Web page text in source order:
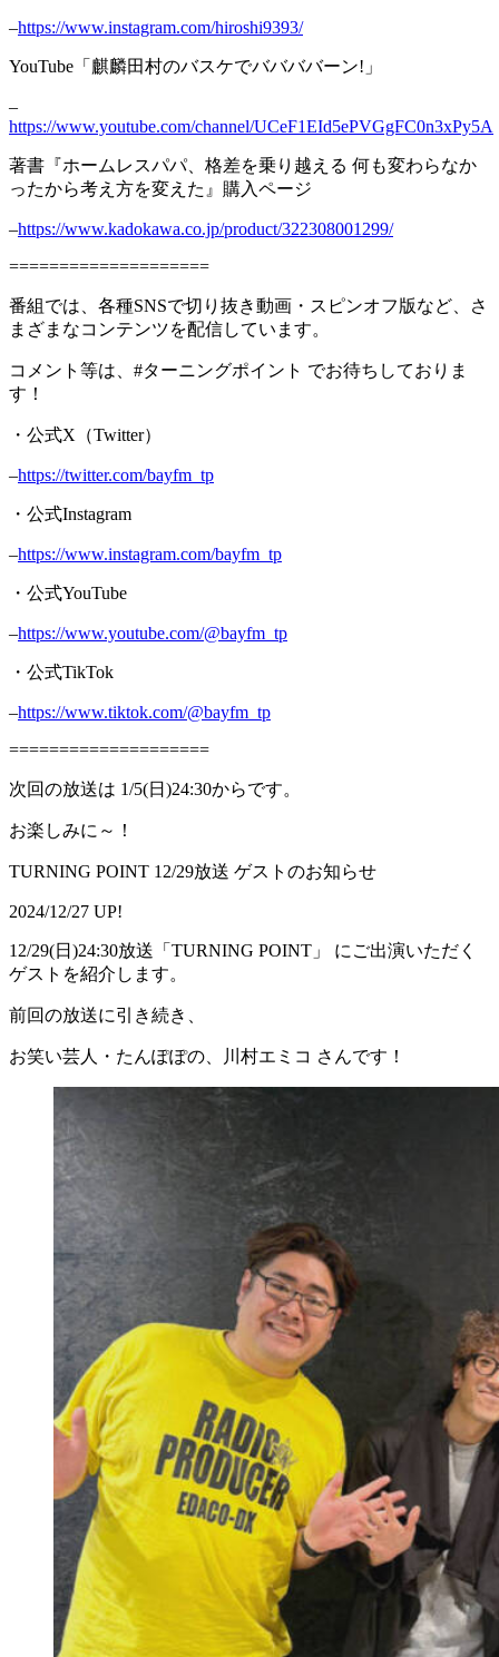
–https://www.instagram.com/hiroshi9393/
YouTube「麒麟田村のバスケでババババーン!」
–
https://www.youtube.com/channel/UCeF1EId5ePVGgFC0n3xPy5A
著書『ホームレスパパ、格差を乗り越える 何も変わらなか
ったから考え方を変えた』購入ページ
–https://www.kadokawa.co.jp/product/322308001299/
====================
番組では、各種SNSで切り抜き動画・スピンオフ版など、さ
まざまなコンテンツを配信しています。
コメント等は、#ターニングポイント でお待ちしておりま
す！
・公式X（Twitter）
–https://twitter.com/bayfm_tp
・公式Instagram
–https://www.instagram.com/bayfm_tp
・公式YouTube
–https://www.youtube.com/@bayfm_tp
・公式TikTok
–https://www.tiktok.com/@bayfm_tp
====================
次回の放送は 1/5(日)24:30からです。
お楽しみに～！
TURNING POINT 12/29放送 ゲストのお知らせ
2024/12/27 UP!
12/29(日)24:30放送「TURNING POINT」 にご出演いただく
ゲストを紹介します。
前回の放送に引き続き、
お笑い芸人・たんぽぽの、川村エミコ さんです！